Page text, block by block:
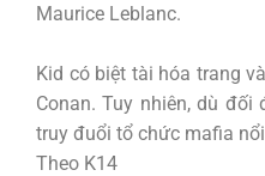
Maurice Leblanc.
Kid có biệt tài hóa trang
Conan. Tuy nhiên, dù
truy đuổi tổ chức mafia
Theo K14